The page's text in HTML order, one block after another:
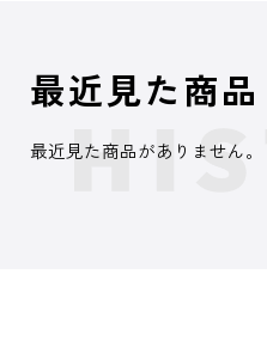
最近見た商品
最近見た商品がありません。